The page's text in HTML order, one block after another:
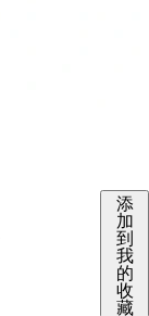
添
加
到
我
的
收
藏